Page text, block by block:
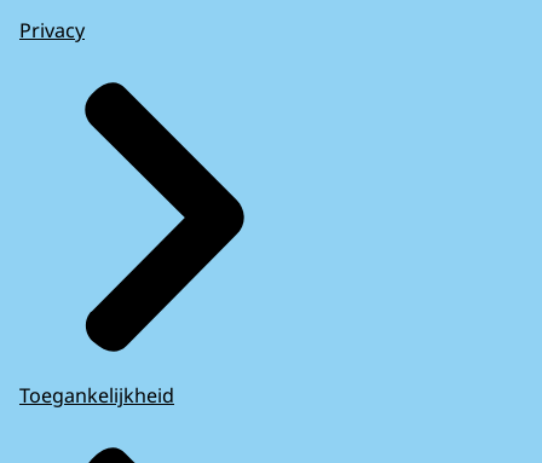
Privacy
Toegankelijkheid